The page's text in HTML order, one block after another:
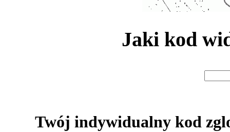
Jaki kod
Twój indywidualny kod